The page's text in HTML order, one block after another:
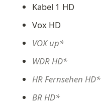
Kabel 1 HD
Vox HD
VOX up*
WDR HD*
HR Fernsehen HD*
BR HD*